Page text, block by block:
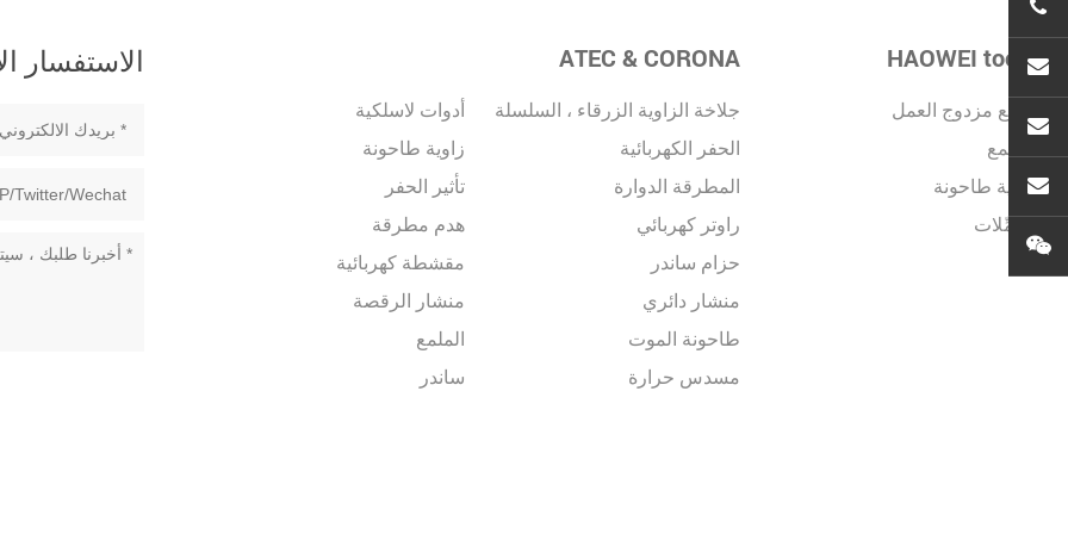
ATEC & CORONA
أدوات لاسلكية
جلاخة الزاوية الزرقاء ، السلسلة
زاوية طاحونة
الحفر الكهربائية
تأثير الحفر
المطرقة الدوارة
هدم مطرقة
راوتر كهربائي
مقشطة كهربائية
حزام ساندر
منشار الرقصة
منشار دائري
الملمع
طاحونة الموت
ساندر
مسدس حرارة
HAOWEI tools
ملمع مزدوج العمل
الملمع
زاوية طاحونة
مُكَمِّلات
الاستفسار